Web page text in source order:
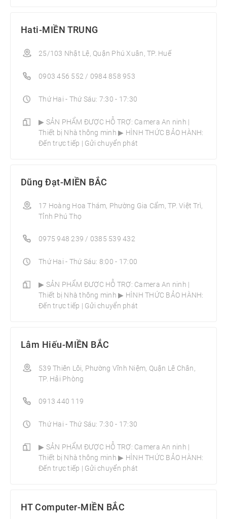
Hati-MIỀN TRUNG
25/103 Nhật Lệ, Quận Phú Xuân, TP. Huế
0903 456 552 / 0984 858 953
Thứ Hai - Thứ Sáu: 7:30 - 17:30
▶ SẢN PHẨM ĐƯỢC HỖ TRỢ: Camera An ninh |
Thiết bị Nhà thông minh­ ▶ HÌNH THỨC BẢO HÀNH:
Đến trực tiếp | Gửi chuyển phát
Dũng Đạt-MIỀN BẮC
17 Hoàng Hoa Thám, Phường Gia Cẩm, TP. Việt Trì,
Tỉnh Phú Thọ
0975 948 239 / 0385 539 432
Thứ Hai - Thứ Sáu: 8:00 - 17:00
▶ SẢN PHẨM ĐƯỢC HỖ TRỢ: Camera An ninh |
Thiết bị Nhà thông minh­ ▶ HÌNH THỨC BẢO HÀNH:
Đến trực tiếp | Gửi chuyển phát
Lâm Hiếu-MIỀN BẮC
539 Thiên Lôi, Phường Vĩnh Niệm, Quận Lê Chân,
TP. Hải Phòng
0913 440 119
Thứ Hai - Thứ Sáu: 7:30 - 17:30
▶ SẢN PHẨM ĐƯỢC HỖ TRỢ: Camera An ninh |
Thiết bị Nhà thông minh­ ▶ HÌNH THỨC BẢO HÀNH:
Đến trực tiếp | Gửi chuyển phát
HT Computer-MIỀN BẮC